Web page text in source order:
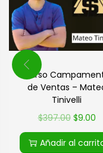
Curso
de Ventas –
Tinivelli
$397.00 $9.00
Añadir al